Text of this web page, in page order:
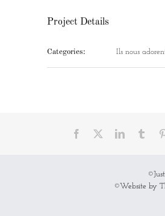
Project Details
Categories: Ils nous
Facebook LinkedIn
©Website by